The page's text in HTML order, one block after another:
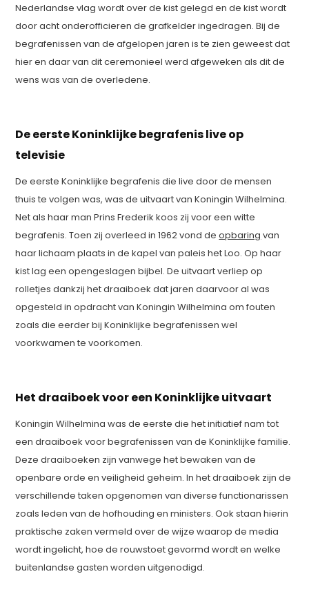
Nederlandse vlag wordt over de kist gelegd en de kist wordt
door acht onderofficieren de grafkelder ingedragen. Bij de
begrafenissen van de afgelopen jaren is te zien geweest dat
hier en daar van dit ceremonieel werd afgeweken als dit de
wens was van de overledene.
De eerste Koninklijke begrafenis live op
televisie
De eerste Koninklijke begrafenis die live door de mensen
thuis te volgen was, was de uitvaart van Koningin Wilhelmina.
Net als haar man Prins Frederik koos zij voor een witte
begrafenis. Toen zij overleed in 1962 vond deopbaring van
haar lichaam plaats in de kapel van paleis het Loo. Op haar
kist lag een opengeslagen bijbel. De uitvaart verliep op
rolletjes dankzij het draaiboek dat jaren daarvoor al was
opgesteld in opdracht van Koningin Wilhelmina om fouten
zoals die eerder bij Koninklijke begrafenissen wel
voorkwamen te voorkomen.
Het draaiboek voor een Koninklijke uitvaart
Koningin Wilhelmina was de eerste die het initiatief nam tot
een draaiboek voor begrafenissen van de Koninklijke familie.
Deze draaiboeken zijn vanwege het bewaken van de
openbare orde en veiligheid geheim. In het draaiboek zijn de
verschillende taken opgenomen van diverse functionarissen
zoals leden van de hofhouding en ministers. Ook staan hierin
praktische zaken vermeld over de wijze waarop de media
wordt ingelicht, hoe de rouwstoet gevormd wordt en welke
buitenlandse gasten worden uitgenodigd.